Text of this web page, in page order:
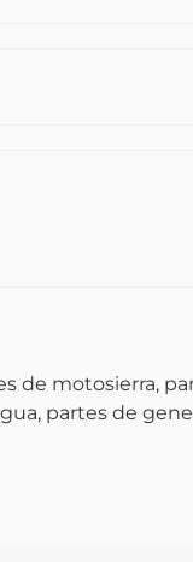
de motosierra,
partes de